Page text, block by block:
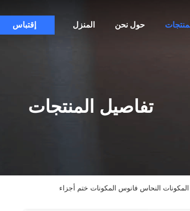
المنزل حول نحن إقتباس
تفاصيل المنتجات
المكونات النحاس فانوس المكونات ختم أجزاء